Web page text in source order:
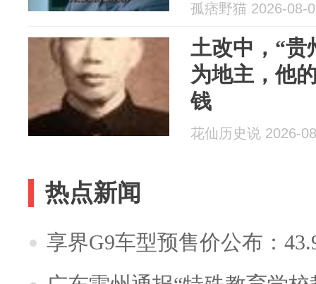
孤痞野猫 2026-08-
土改中，“贵
为地主，他
钱
花仙历史说 2026-
热点新闻
享界G9车型预售价公布：